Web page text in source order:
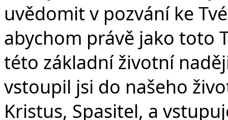
uvědomit v pozvání ke
abychom právě jako toto
této základní životní
vstoupil jsi do našeho
Kristus, Spasitel, a